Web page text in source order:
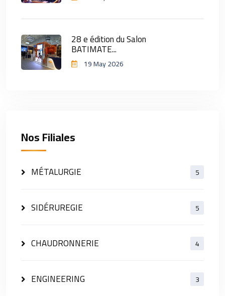
28 e édition du Salon
BATIMATE...
19 May 2026
Nos Filiales
MÉTALURGIE 5
SIDÉRUREGIE 5
CHAUDRONNERIE 4
ENGINEERING 3